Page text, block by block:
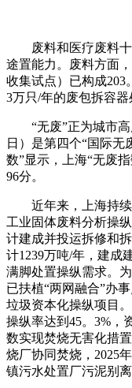
废料和医疗废料十
途置能力。废料方面
收集试点）已构成203
3万只/年的废包拆容器
“无废”正为城市高
日）是第四个“国际无
数”显示，上海“无废
96分。
近年来，上海持续
工业固体废料分析操
计建成并投运拆修和
计1239万吨/年，建成
满脚处置操纵需求。
已扶植“两网融合”办
垃圾资本化操纵项目
操纵率达到45。3%，
数实现焚烧无害化措
烧厂协同焚烧，2025
镇污水处置厂污泥别离